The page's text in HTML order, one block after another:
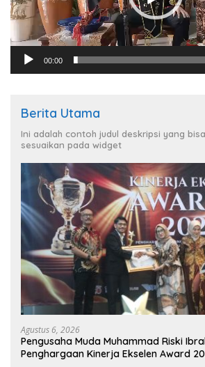
00:00
Berita Utama
Ini adalah contoh judul deskripsi yang
sesuaikan pada widget
Agustus 6, 2026
Pengusaha Muda Muhammad Riski
Penghargaan Kinerja Ekselen Award